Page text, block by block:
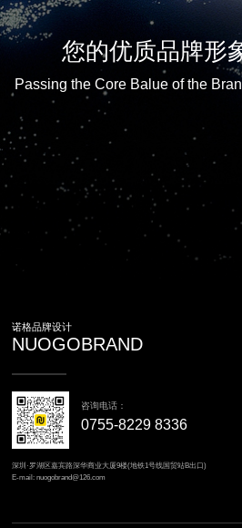
您的优质品牌形
Passing the Core Balue of the
诺格品牌设计
NUOGOBRAND
咨询电话：
0755-8229 8336
深圳·罗湖区嘉宾路深华商业大厦9楼(地铁1号线国贸站B出口)
E-mail: nuogobrand@126.com